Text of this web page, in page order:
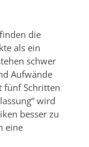
die
als ein
schwer
Aufwände
fünf Schritten
wird
besser zu
eine